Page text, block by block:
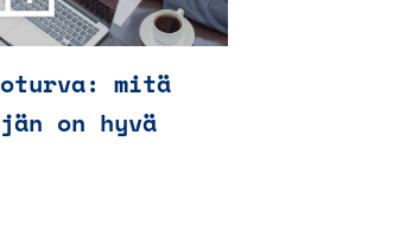
mitä
on hyvä